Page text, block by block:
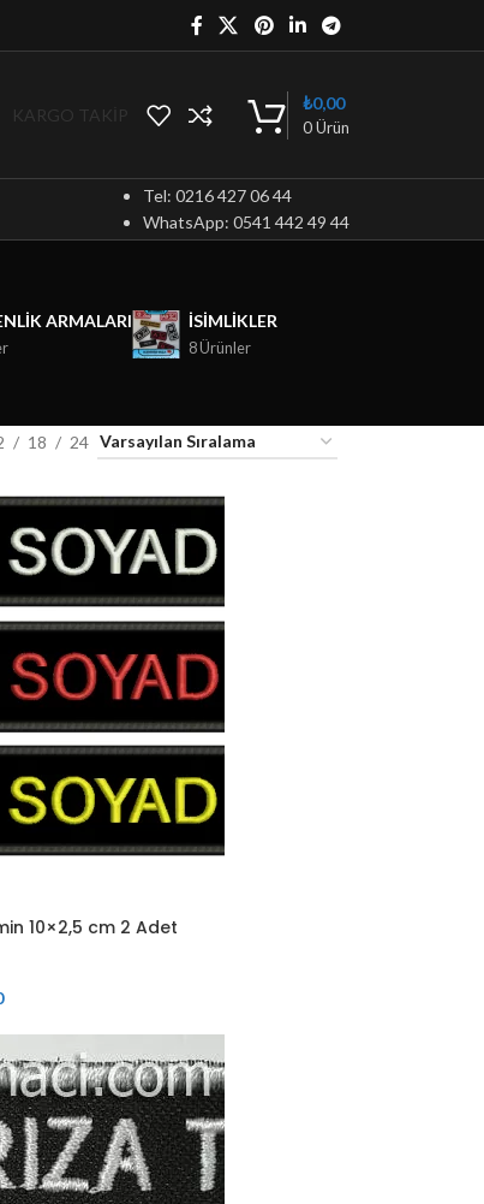
KARGO TAKİP
0Ürün
₺0,00
Tel: 0216 427 06 44
WhatsApp: 0541 442 49 44
ARMALARI ISIMLIKLER
8 Ürünler
18 24
10×2,5 cm 2 Adet